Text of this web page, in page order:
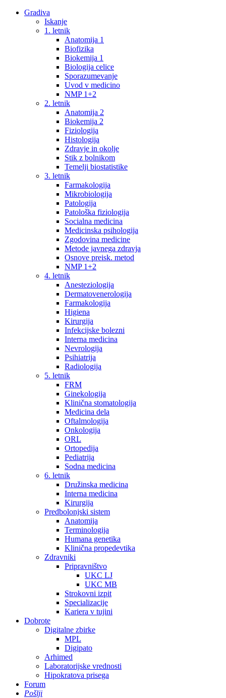
Gradiva
Iskanje
1. letnik
Anatomija 1
Biofizika
Biokemija 1
Biologija celice
Sporazumevanje
Uvod v medicino
NMP 1+2
2. letnik
Anatomija 2
Biokemija 2
Fiziologija
Histologija
Zdravje in okolje
Stik z bolnikom
Temelji biostatistike
3. letnik
Farmakologija
Mikrobiologija
Patologija
Patološka fiziologija
Socialna medicina
Medicinska psihologija
Zgodovina medicine
Metode javnega zdravja
Osnove preisk. metod
NMP 1+2
4. letnik
Anesteziologija
Dermatovenerologija
Farmakologija
Higiena
Kirurgija
Infekcijske bolezni
Interna medicina
Nevrologija
Psihiatrija
Radiologija
5. letnik
FRM
Ginekologija
Klinična stomatologija
Medicina dela
Oftalmologija
Onkologija
ORL
Ortopedija
Pediatrija
Sodna medicina
6. letnik
Družinska medicina
Interna medicina
Kirurgija
Predbolonjski sistem
Anatomija
Terminologija
Humana genetika
Klinična propedevtika
Zdravniki
Pripravništvo
UKC LJ
UKC MB
Strokovni izpit
Specializacije
Kariera v tujini
Dobrote
Digitalne zbirke
MPL
Digipato
Arhimed
Laboratorijske vrednosti
Hipokratova prisega
Forum
Pošlji